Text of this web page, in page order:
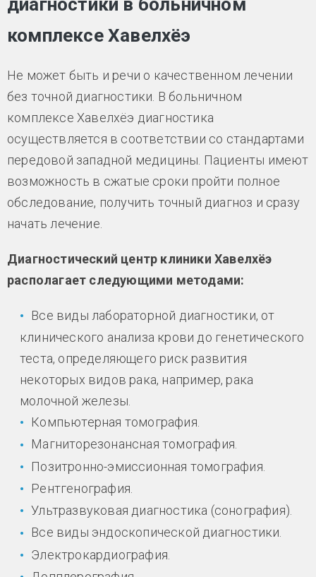
комплексе Хавелхёэ
Не может быть и речи о качественном лечении
без точной диагностики. В больничном
комплексе Хавелхёэ диагностика
осуществляется в соответствии со стандартами
передовой западной медицины. Пациенты имеют
возможность в сжатые сроки пройти полное
обследование, получить точный диагноз и сразу
начать лечение.
Диагностический центр клиники Хавелхёэ
располагает следующими методами:
Все виды лабораторной диагностики, от
клинического анализа крови до генетического
теста, определяющего риск развития
некоторых видов рака, например, рака
молочной железы.
Компьютерная томография.
Магниторезонансная томография.
Позитронно-эмиссионная томография.
Рентгенография.
Ультразвуковая диагностика (сонография).
Все виды эндоскопической диагностики.
Электрокардиография.